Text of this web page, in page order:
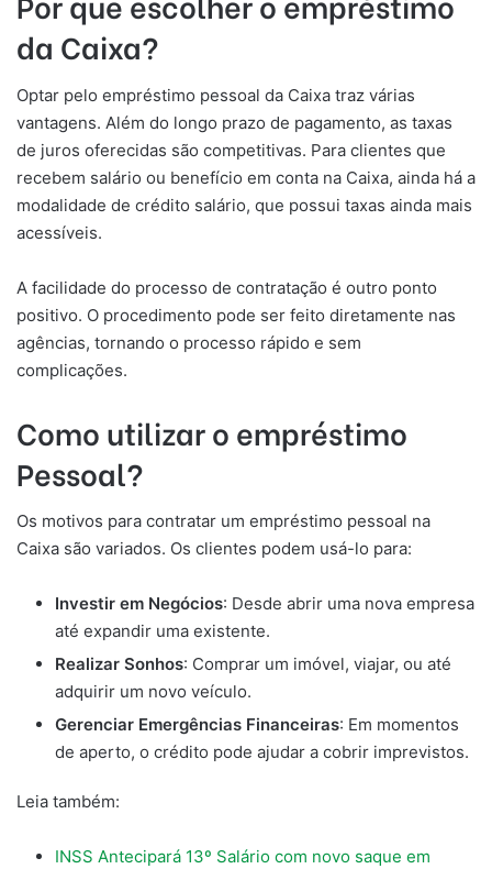
da Caixa?
Optar pelo empréstimo pessoal da Caixa traz várias
vantagens. Além do longo prazo de pagamento, as taxas
de juros oferecidas são competitivas. Para clientes que
recebem salário ou benefício em conta na Caixa, ainda há a
modalidade de crédito salário, que possui taxas ainda mais
acessíveis.
A facilidade do processo de contratação é outro ponto
positivo. O procedimento pode ser feito diretamente nas
agências, tornando o processo rápido e sem
complicações.
Como utilizar o empréstimo
Pessoal?
Os motivos para contratar um empréstimo pessoal na
Caixa são variados. Os clientes podem usá-lo para:
Investir em Negócios: Desde abrir uma nova empresa
até expandir uma existente.
Realizar Sonhos: Comprar um imóvel, viajar, ou até
adquirir um novo veículo.
Gerenciar Emergências Financeiras: Em momentos
de aperto, o crédito pode ajudar a cobrir imprevistos.
Leia também:
INSS Antecipará 13º Salário com novo saque em